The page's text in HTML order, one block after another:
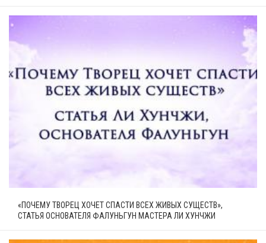
«ПОЧЕМУ ТВОРЕЦ ХОЧЕТ СПАСТИ ВСЕХ ЖИВЫХ СУЩЕСТВ»,
СТАТЬЯ ОСНОВАТЕЛЯ ФАЛУНЬГУН МАСТЕРА ЛИ ХУНЧЖИ